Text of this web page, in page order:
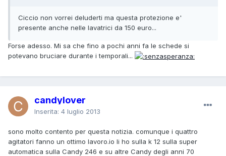
Ciccio non vorrei deluderti ma questa protezione e'
presente anche nelle lavatrici da 150 euro...
Forse adesso. Mi sa che fino a pochi anni fa le schede si
potevano bruciare durante i temporali...
candylover
Inserita: 4 luglio 2013
sono molto contento per questa notizia. comunque i quattro
agitatori fanno un ottimo lavoro.io li ho sulla k 12 sulla super
automatica sulla Candy 246 e su altre Candy degli anni 70